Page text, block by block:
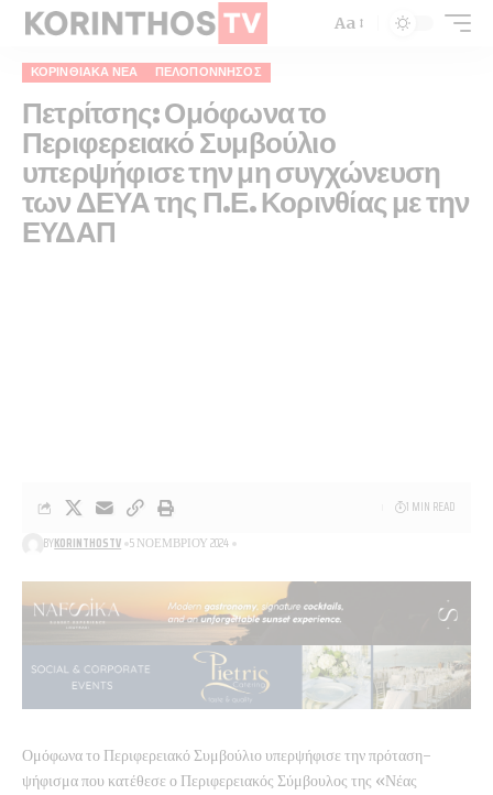
Aa
ΚΟΡΙΝΘΙΑΚΆ ΝΈΑ ΠΕΛΟΠΌΝΝΗΣΟΣ
Πετρίτσης: Ομόφωνα το
Περιφερειακό Συμβούλιο
υπερψήφισε την μη συγχώνευση
των ΔΕΥΑ της Π.Ε. Κορινθίας με την
ΕΥΔΑΠ
BYKORINTHOSTV 5 ΝΟΕΜΒΡΊΟΥ 2024
1 MIN READ
Ομόφωνα το Περιφερειακό Συμβούλιο υπερψήφισε την πρόταση-
ψήφισμα που κατέθεσε ο Περιφερειακός Σύμβουλος της «Νέας